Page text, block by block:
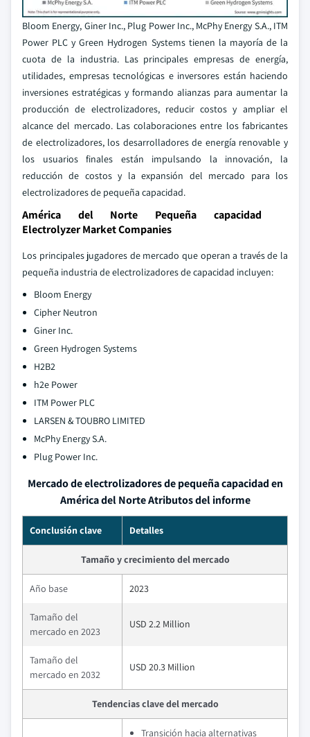
Bloom Energy, Giner Inc., Plug Power Inc., McPhy Energy S.A., ITM
Power PLC y Green Hydrogen Systems tienen la mayoría de la
cuota de la industria. Las principales empresas de energía,
utilidades, empresas tecnológicas e inversores están haciendo
inversiones estratégicas y formando alianzas para aumentar la
producción de electrolizadores, reducir costos y ampliar el
alcance del mercado. Las colaboraciones entre los fabricantes
de electrolizadores, los desarrolladores de energía renovable y
los usuarios finales están impulsando la innovación, la
reducción de costos y la expansión del mercado para los
electrolizadores de pequeña capacidad.
América del Norte Pequeña capacidad
Electrolyzer Market Companies
Los principales jugadores de mercado que operan a través de la
pequeña industria de electrolizadores de capacidad incluyen:
Bloom Energy
Cipher Neutron
Giner Inc.
Green Hydrogen Systems
H2B2
h2e Power
ITM Power PLC
LARSEN & TOUBRO LIMITED
McPhy Energy S.A.
Plug Power Inc.
Mercado de electrolizadores de pequeña capacidad en
América del Norte Atributos del informe
Conclusión clave Detalles
Tamaño y crecimiento del mercado
Año base 2023
Tamaño del
mercado en 2023
USD 2.2 Million
Tamaño del
mercado en 2032
USD 20.3 Million
Tendencias clave del mercado
Transición hacia alternativas